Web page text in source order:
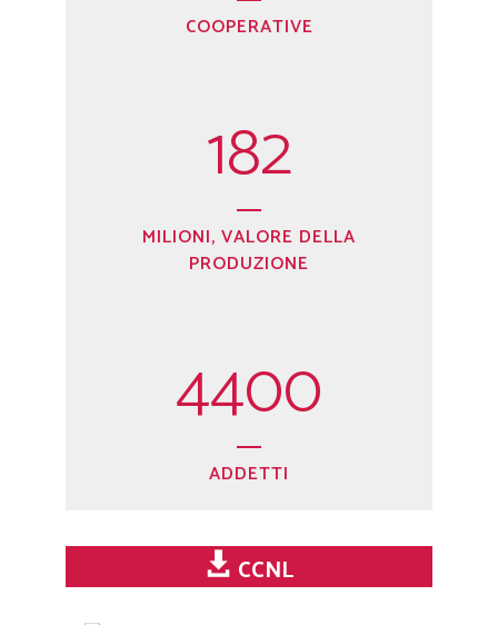
COOPERATIVE
182
MILIONI, VALORE DELLA
PRODUZIONE
4400
ADDETTI
CCNL